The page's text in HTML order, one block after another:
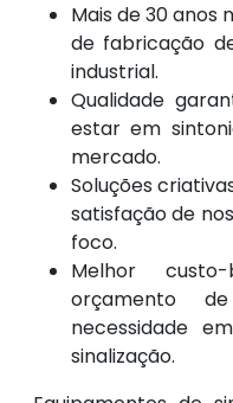
Mais de 30 anos
de fabricação
industrial.
Qualidade
estar em
mercado.
Soluções
satisfação de
foco.
Melhor
orçamento
necessidade
sinalização.